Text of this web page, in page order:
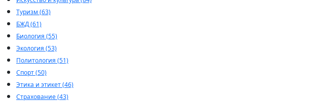
Туризм (63)
БЖД (61)
Биология (55)
Экология (53)
Политология (51)
Спорт (50)
Этика и этикет (46)
Страхование (43)